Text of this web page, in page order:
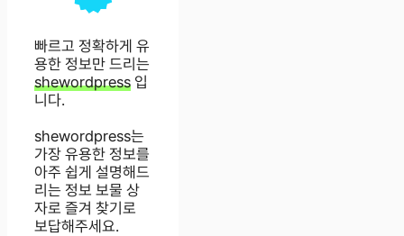
빠르고 정확하게 유
용한 정보만 드리는
shewordpress 입
니다.
shewordpress는
가장 유용한 정보를
아주 쉽게 설명해드
리는 정보 보물 상
자로 즐겨 찾기로
보답해주세요.